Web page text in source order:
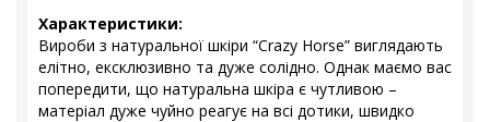
Характеристики:
Вироби з натуральної шкіри “Crazy Horse” виглядають
елітно, ексклюзивно та дуже солідно. Однак маємо вас
попередити, що натуральна шкіра є чутливою –
матеріал дуже чуйно реагує на всі дотики, швидко